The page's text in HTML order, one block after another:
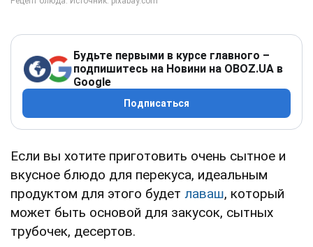
Будьте первыми в курсе главного –
подпишитесь на Новини на OBOZ.UA в
Google
Подписаться
Если вы хотите приготовить очень сытное и
вкусное блюдо для перекуса, идеальным
продуктом для этого будет лаваш, который
может быть основой для закусок, сытных
трубочек, десертов.